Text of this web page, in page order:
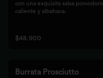
con una exquisita salsa pomodoro
caliente y albahaca.
$48.900
Burrata Prosciutto